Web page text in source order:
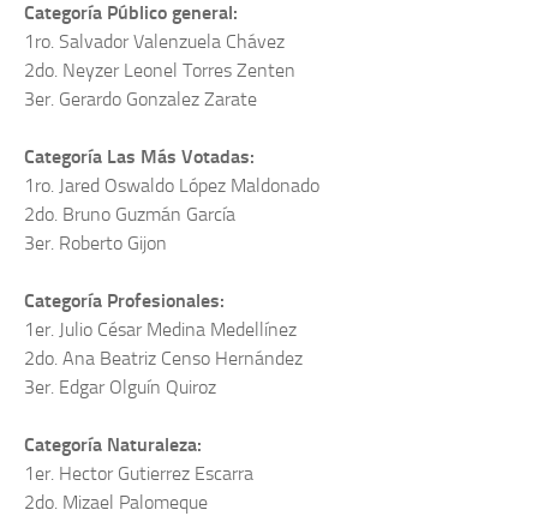
Categoría Público general:
1ro. Salvador Valenzuela Chávez
2do. Neyzer Leonel Torres Zenten
3er. Gerardo Gonzalez Zarate
Categoría Las Más Votadas:
1ro. Jared Oswaldo López Maldonado
2do. Bruno Guzmán García
3er. Roberto Gijon
Categoría Profesionales:
1er. Julio César Medina Medellínez
2do. Ana Beatriz Censo Hernández
3er. Edgar Olguín Quiroz
Categoría Naturaleza:
1er. Hector Gutierrez Escarra
2do. Mizael Palomeque